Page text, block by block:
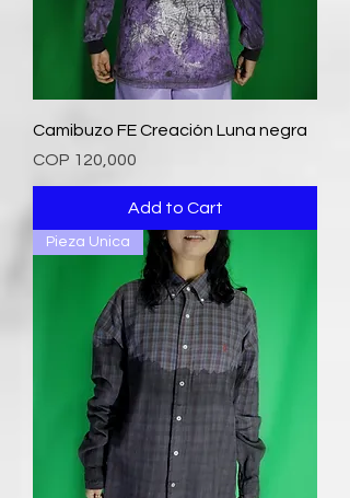
Camibuzo FE Creación Luna negra
Price
COP 120,000
Add to Cart
Pieza Unica